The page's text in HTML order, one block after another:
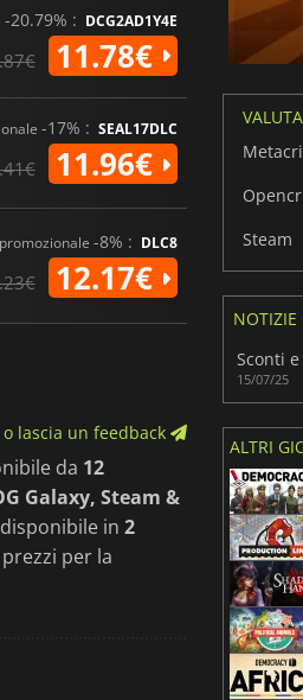
-20.79% : DCG2AD1Y4E
11.78€
-17% : SEAL17DLC
11.96€
-8% : DLC8
12.17€
lascia un feedback
da 12
Galaxy, Steam &
in 2
prezzi per la
Steam
NOTIZIE
15/07/25
ALTRI